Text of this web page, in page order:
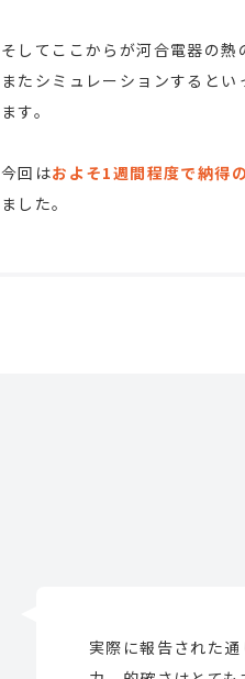
そしてここからが河合電器の
またシミュレーションすると
ます。
今回はおよそ1週間程度で納得
ました。
実際に報告された通